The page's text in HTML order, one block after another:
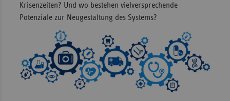
Krisenzeiten? Und wo bestehen vielversprechende
Potenziale zur Neugestaltung des Systems?